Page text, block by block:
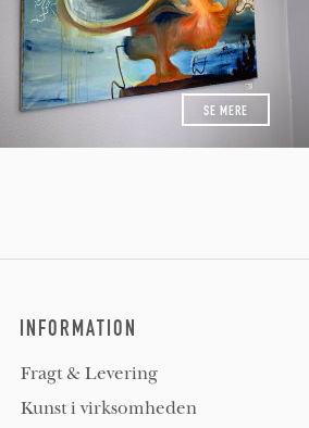
SE MERE
INFORMATION
Fragt & Levering
Kunst i virksomheden